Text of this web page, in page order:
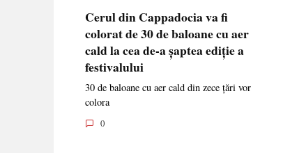
Cerul din Cappadocia va fi
colorat de 30 de baloane cu aer
cald la cea de-a șaptea ediție a
festivalului
30 de baloane cu aer cald din zece țări vor
colora
0